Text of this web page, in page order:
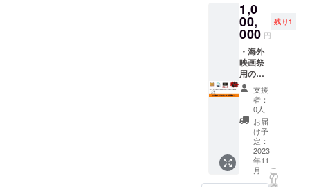
て、め
ちゃく
ちゃ健
康に
なった
お食
事。 あ
なたに
も味
わって
いただ
きた
い！ 一
緒に食
べなが
ら、映
要！】
備考欄
に必ず
ホーム
ペー
ジ、パ
ンフ
レット
に掲載
するお
名前
（本名
以外可
能）を
ご記入
くださ
い。
くださ
い。
※（掲載
のお名
前につ
いて）
本名以
外可能
です
が、公
序良俗
に反す
るお名
前の場
合は、
CAMP
FIREの
フレッ
トと
ホーム
ページ
に掲載
するお
名前
（本名
以外
可）を
ご記入
くださ
い。
※（掲載
のお名
前につ
いて）
１本作
成しま
す。 打
ち合わ
せ日、
準備期
間など
が必要
になり
ます。
撮影場
所に関
して
は、近
畿圏内
を想定
してお
1,0
00,
000 円
残り1
・海外
映画祭
用の本
編エン
ドロー
ルに
「エグ
ゼグ
ティブ
プロ
デュー
サー」
とし
支援
者：
0人
お届
け予
定：
2023
年11
月
こ
の
リ